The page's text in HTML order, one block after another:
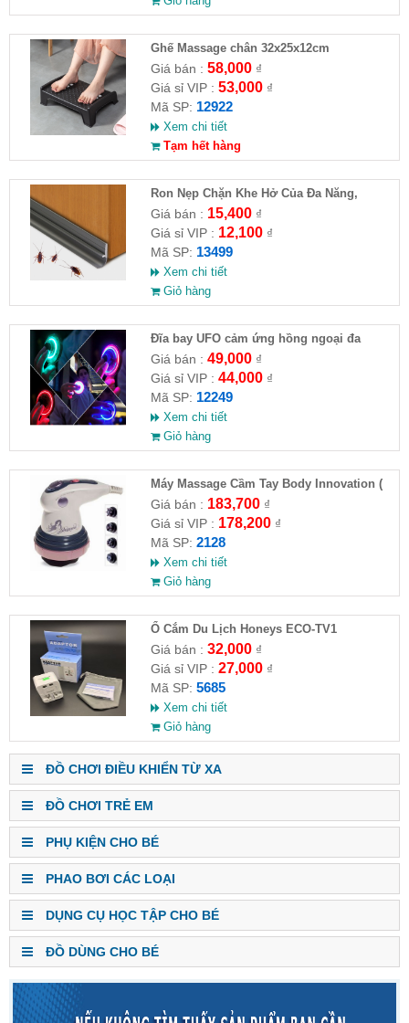
Ghế Massage chân 32x25x12cm
Giá bán : 58,000₫
Giá sỉ VIP : 53,000₫
Mã SP: 12922
Xem chi tiết
Tạm hết hàng
Ron Nẹp Chặn Khe Hở Của Đa Năng,
Chống Côn Trùng( HĐ )
Giá bán : 15,400₫
Giá sỉ VIP : 12,100₫
Mã SP: 13499
Xem chi tiết
Giỏ hàng
Đĩa bay UFO cảm ứng hồng ngoại đa
chiều tự động bay về
Giá bán : 49,000₫
Giá sỉ VIP : 44,000₫
Mã SP: 12249
Xem chi tiết
Giỏ hàng
Máy Massage Cầm Tay Body Innovation (
HĐ )
Giá bán : 183,700₫
Giá sỉ VIP : 178,200₫
Mã SP: 2128
Xem chi tiết
Giỏ hàng
Ổ Cắm Du Lịch Honeys ECO-TV1
Giá bán : 32,000₫
Giá sỉ VIP : 27,000₫
Mã SP: 5685
Xem chi tiết
Giỏ hàng
ĐỒ CHƠI ĐIỀU KHIỂN TỪ XA
ĐỒ CHƠI TRẺ EM
PHỤ KIỆN CHO BÉ
PHAO BƠI CÁC LOẠI
DỤNG CỤ HỌC TẬP CHO BÉ
ĐỒ DÙNG CHO BÉ